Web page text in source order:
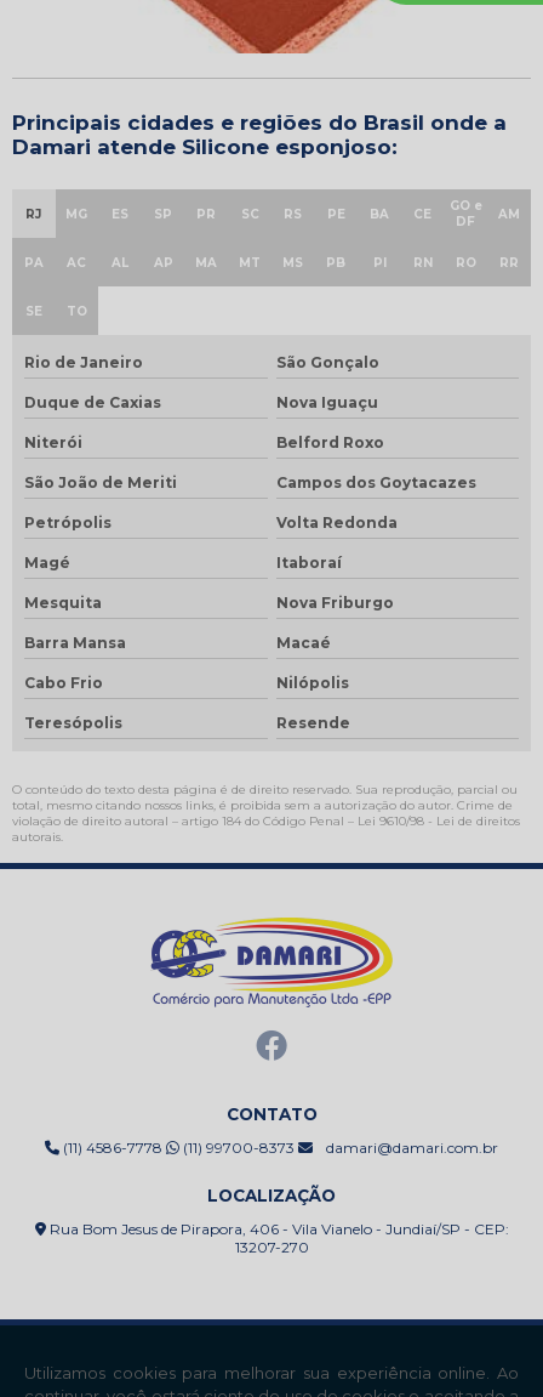
Principais cidades e regiões do Brasil onde a
Damari atende Silicone esponjoso:
RJ MG ES SP PR SC RS PE BA CE
GO e
DF
AM
PA AC AL AP MA MT MS PB PI RN RO RR
SE TO
Rio de Janeiro São Gonçalo
Duque de Caxias Nova Iguaçu
Niterói Belford Roxo
São João de Meriti Campos dos Goytacazes
Petrópolis Volta Redonda
Magé Itaboraí
Mesquita Nova Friburgo
Barra Mansa Macaé
Cabo Frio Nilópolis
Teresópolis Resende
O conteúdo do texto desta página é de direito reservado. Sua reprodução, parcial ou
total, mesmo citando nossos links, é proibida sem a autorização do autor. Crime de
violação de direito autoral – artigo 184 do Código Penal – Lei 9610/98 - Lei de direitos
autorais.
CONTATO
(11) 4586-7778 (11) 99700-8373 damari@damari.com.br
LOCALIZAÇÃO
Rua Bom Jesus de Pirapora, 406 - Vila Vianelo - Jundiaí/SP - CEP:
13207-270